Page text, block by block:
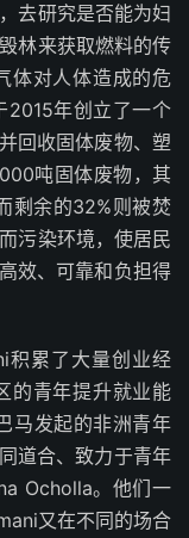
去研究是否能为妇
林来获取燃料的传
体对人体造成的危
2015年创立了一个
回收固体废物、塑
吨固体废物，其
剩余的32%则被焚
污染环境，使居民
效、可靠和负担得
积累了大量创业经
的青年提升就业能
马发起的非洲青年
道合、致力于青年
Ocholla。他们一
又在不同的场合